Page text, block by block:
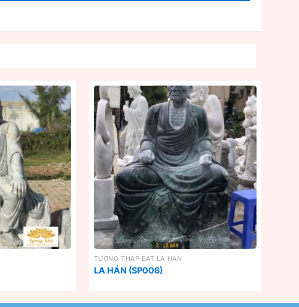
TƯỢNG THẬP BÁT LA HÁN
LA HÁN (SP006)